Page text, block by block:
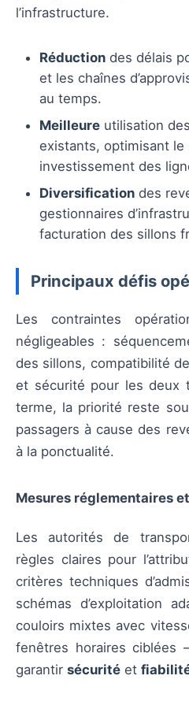
l’infrastructure.
Réduction des délais
et les chaînes
au temps.
Meilleure utilisation
existants, optimisant le
investissement des
Diversification des
gestionnaires
facturation des sillons
Principaux défis
Les contraintes
négligeables :
des sillons, compatibilité
et sécurité pour les deux
terme, la priorité reste
passagers à cause des
à la ponctualité.
Mesures réglementaires
Les autorités de
règles claires pour
critères techniques
schémas d’exploitation
couloirs mixtes avec
fenêtres horaires
garantir sécurité et